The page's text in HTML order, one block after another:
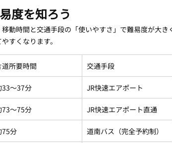
度を知ろう
動時間と交通手段の「使いやすさ」で難易度が大き
すくなります。
道所要時間 交通手段
33〜37分 JR快速エアポート
73〜75分 JR快速エアポート直通
75分 道南バス（完全予約制）